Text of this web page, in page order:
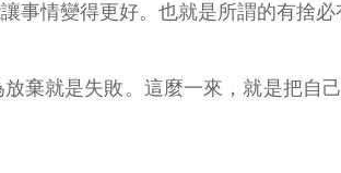
情變得更好。也就是所謂的有捨必
棄就是失敗。這麼一來，就是把自